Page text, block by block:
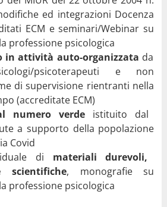
ed integrazioni Docenza
ECM e seminari/Webinar su
professione psicologica
in attività auto-organizzata da
psicoterapeuti e non
di supervisione rientranti nella
(accreditate ECM)
numero verde istituito dal
a supporto della popolazione
Covid
di materiali durevoli,
scientifiche, monografie su
professione psicologica